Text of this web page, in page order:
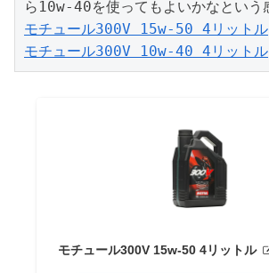
モチュール300V 15w-50 4リットル
モチュール300V 10w-40 4リットル
モチュール300V 15w-50 4リットル